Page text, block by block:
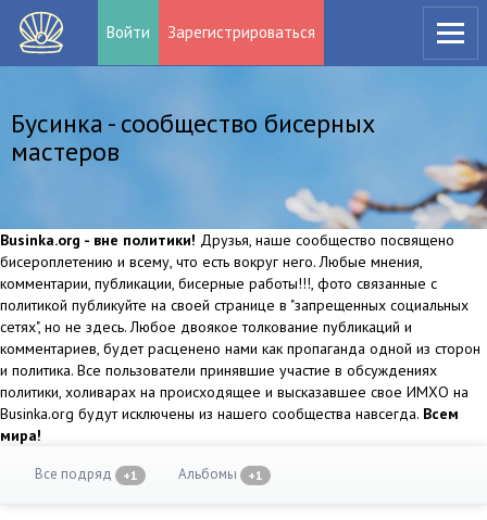
Войти Зарегистрироваться
Бусинка - сообщество бисерных
мастеров
Businka.org - вне политики! Друзья, наше сообщество посвящено
бисероплетению и всему, что есть вокруг него. Любые мнения,
комментарии, публикации, бисерные работы!!!, фото связанные с
политикой публикуйте на своей странице в "запрещенных социальных
сетях", но не здесь. Любое двоякое толкование публикаций и
комментариев, будет расценено нами как пропаганда одной из сторон
и политика. Все пользователи принявшие участие в обсуждениях
политики, холиварах на происходящее и высказавшее свое ИМХО на
Businka.org будут исключены из нашего сообщества навсегда. Всем
мира!
Все подряд +1 Альбомы +1